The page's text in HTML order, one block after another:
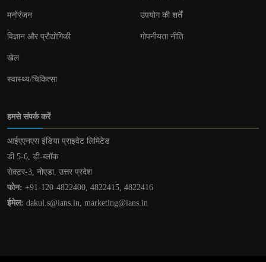
मनोरंजन
विज्ञान और प्रौद्योगिकी
खेल
स्वास्थ्य/चिकित्सा
उपयोग की शर्तें
गोपनीयता नीति
हमसे संपर्क करें
आईएएनएस इंडिया प्राइवेट लिमिटेड
डी 5-6, डी-ब्लॉक
सेक्टर-3, नोएडा, उत्तर प्रदेश
फोन: +91-120-4822400, 4822415, 4822416
ईमेल: dakul.s@ians.in, marketing@ians.in